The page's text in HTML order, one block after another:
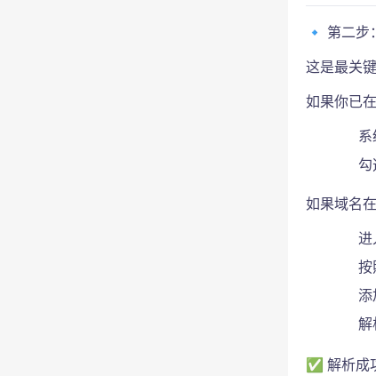
🔹 第二步
这是最关
如果你已
系
勾
如果域名
进
按
添
解
✅ 解析成